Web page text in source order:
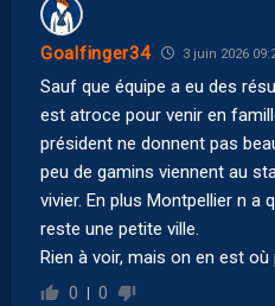
Goalfinger34 3 juin 2026
Sauf que équipe a eu des
est atroce pour venir en
président ne donnent pas
peu de gamins viennent au
vivier. En plus Montpellier n a
reste une petite ville.
Rien à voir, mais on en est où
0 0